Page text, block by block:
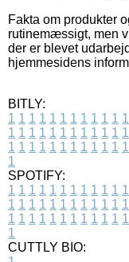
Fakta om produkter
rutinemæssigt, men
der er blevet
hjemmesidens
BITLY:
1 1 1 1 1 1 1 1 1 1 1 1
1 1 1 1 1 1 1 1 1 1 1 1
1 1 1 1 1 1 1 1 1 1 1 1
1
SPOTIFY:
1 1 1 1 1 1 1 1 1 1 1 1
1 1 1 1 1 1 1 1 1 1 1 1
1 1 1 1 1 1 1 1 1 1 1 1
1
CUTTLY BIO: